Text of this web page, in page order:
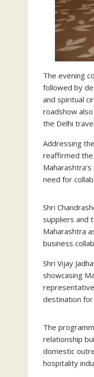
The evening
followed by
and spiritual
roadshow
the Delhi
Addressing
reaffirmed
need for
Shri
suppliers and
Maharashtra
business
Shri Vijay
showcasing
destination
The
relationship
domestic
hospitality